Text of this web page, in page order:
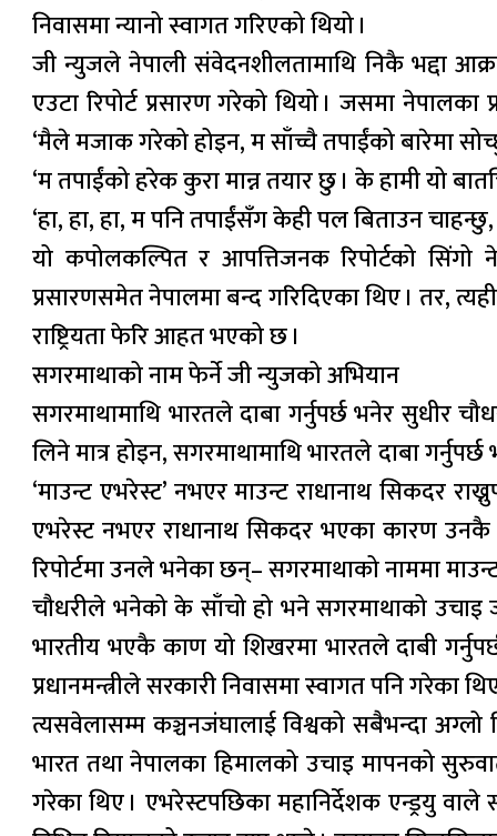
निवासमा न्यानो स्वागत गरिएको थियो ।
जी न्युजले नेपाली संवेदनशीलतामाथि निकै भद्दा
एउटा रिपोर्ट प्रसारण गरेको थियो । जसमा
‘मैले मजाक गरेको होइन, म साँच्चै तपाईंको बारेमा
‘म तपाईंको हरेक कुरा मान्न तयार छु । के हामी यो
‘हा, हा, हा, म पनि तपाईंसँग केही पल बिताउन
यो कपोलकल्पित र आपत्तिजनक रिपोर्टको
प्रसारणसमेत नेपालमा बन्द गरिदिएका थिए । तर,
राष्ट्रियता फेरि आहत भएको छ ।
सगरमाथाको नाम फेर्ने जी न्युजको अभियान
सगरमाथामाथि भारतले दाबा गर्नुपर्छ भनेर सुधीर
लिने मात्र होइन, सगरमाथामाथि भारतले दाबा
‘माउन्ट एभरेस्ट’ नभएर माउन्ट राधानाथ सिकदर
एभरेस्ट नभएर राधानाथ सिकदर भएका कारण उनकै
रिपोर्टमा उनले भनेका छन्– सगरमाथाको नाममा
चौधरीले भनेको के साँचो हो भने सगरमाथाको उचाइ
भारतीय भएकै काण यो शिखरमा भारतले दाबी
प्रधानमन्त्रीले सरकारी निवासमा स्वागत पनि गरेका
त्यसवेलासम्म कञ्चनजंघालाई विश्वको सबैभन्दा
भारत तथा नेपालका हिमालको उचाइ मापनको
गरेका थिए । एभरेस्टपछिका महानिर्देशक एन्ड्रयु